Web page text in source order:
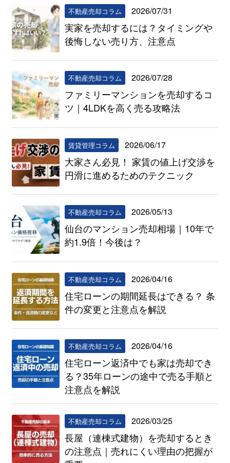
不動産売却コラム 2026/07/31
実家を売却するには？タイミングや
後悔しない売り方、注意点
不動産売却コラム 2026/07/28
ファミリーマンションを売却するコ
ツ｜4LDKを高く売る攻略法
賃貸管理コラム 2026/06/17
大家さん必見！ 家賃の値上げ交渉を
円滑に進めるためのテクニック
不動産売却コラム 2026/05/13
仙台のマンション売却相場｜10年で
約1.9倍！今後は？
不動産売却コラム 2026/04/16
住宅ローンの期間延長はできる？ 条
件の変更と注意点を解説
不動産売却コラム 2026/04/16
住宅ローン返済中でも家は売却でき
る？35年ローンの途中で売る手順と
注意点を解説
不動産売却コラム 2026/03/25
長屋（連棟式建物）を売却するとき
の注意点｜売れにくい理由の把握が